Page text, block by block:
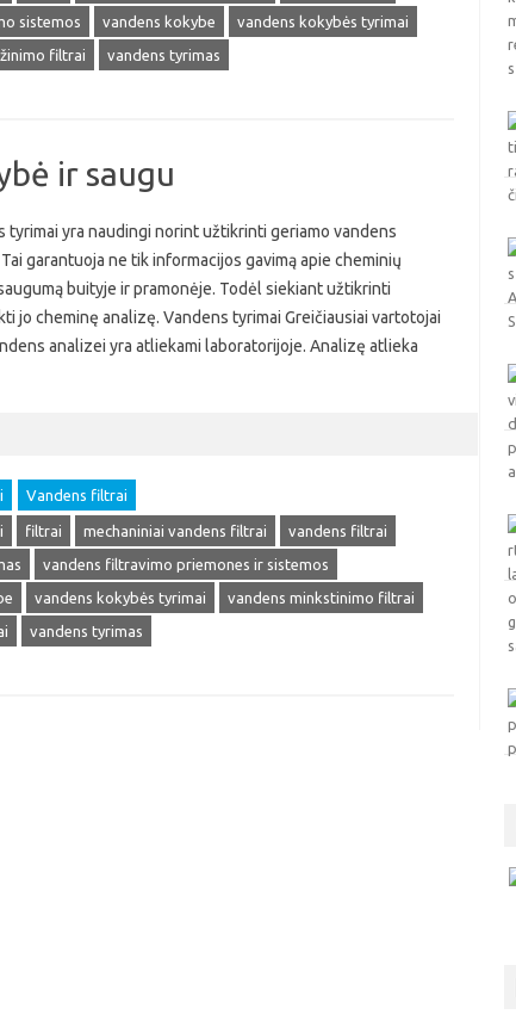
sistemos
vandens kokybe
vandens kokybės tyrimai
filtrai
vandens tyrimas
ir saugu
tyrimai yra naudingi norint užtikrinti geriamo vandens
garantuoja ne tik informacijos gavimą apie cheminių
buityje ir pramonėje. Todėl siekiant užtikrinti
jo cheminę analizę. Vandens tyrimai Greičiausiai vartotojai
analizei yra atliekami laboratorijoje. Analizę atlieka
Vandens filtrai
filtrai mechaniniai vandens filtrai
vandens filtrai
vandens filtravimo priemones ir sistemos
vandens kokybės tyrimai
vandens minkstinimo filtrai
vandens tyrimas